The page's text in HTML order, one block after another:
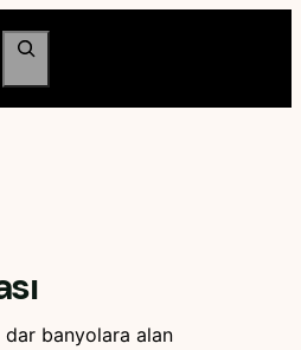
Ara
dar banyolara alan